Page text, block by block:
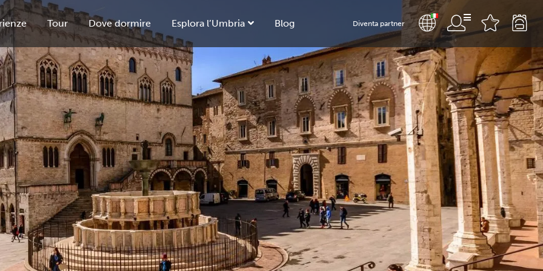
Tour Dove dormire Esplora l’Umbria Blog Diventa partner